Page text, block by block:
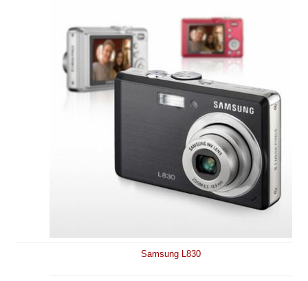
Samsung L830